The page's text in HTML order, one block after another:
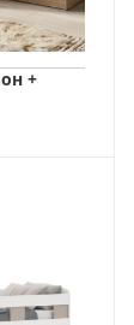
+